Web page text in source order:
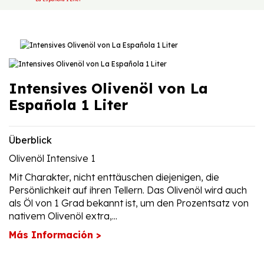
Intensives Olivenöl von La
Española 1 Liter
Überblick
Olivenöl Intensive 1
Mit Charakter, nicht enttäuschen diejenigen, die
Persönlichkeit auf ihren Tellern. Das Olivenöl wird auch
als Öl von 1 Grad bekannt ist, um den Prozentsatz von
nativem Olivenöl extra,...
Más Información >